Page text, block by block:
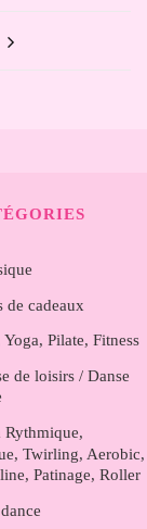
de cadeaux
Yoga, Pilate, Fitness
de loisirs / Danse
Rythmique,
Twirling, Aerobic,
Patinage, Roller